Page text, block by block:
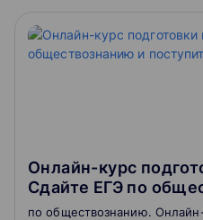
Онлайн-курс
Сдайте ЕГЭ по
поступите на
по обществознанию.